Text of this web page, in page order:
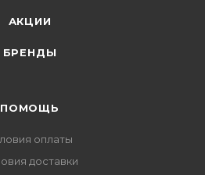
АКЦИИ
БРЕНДЫ
ПОМОЩЬ
оплаты
доставки